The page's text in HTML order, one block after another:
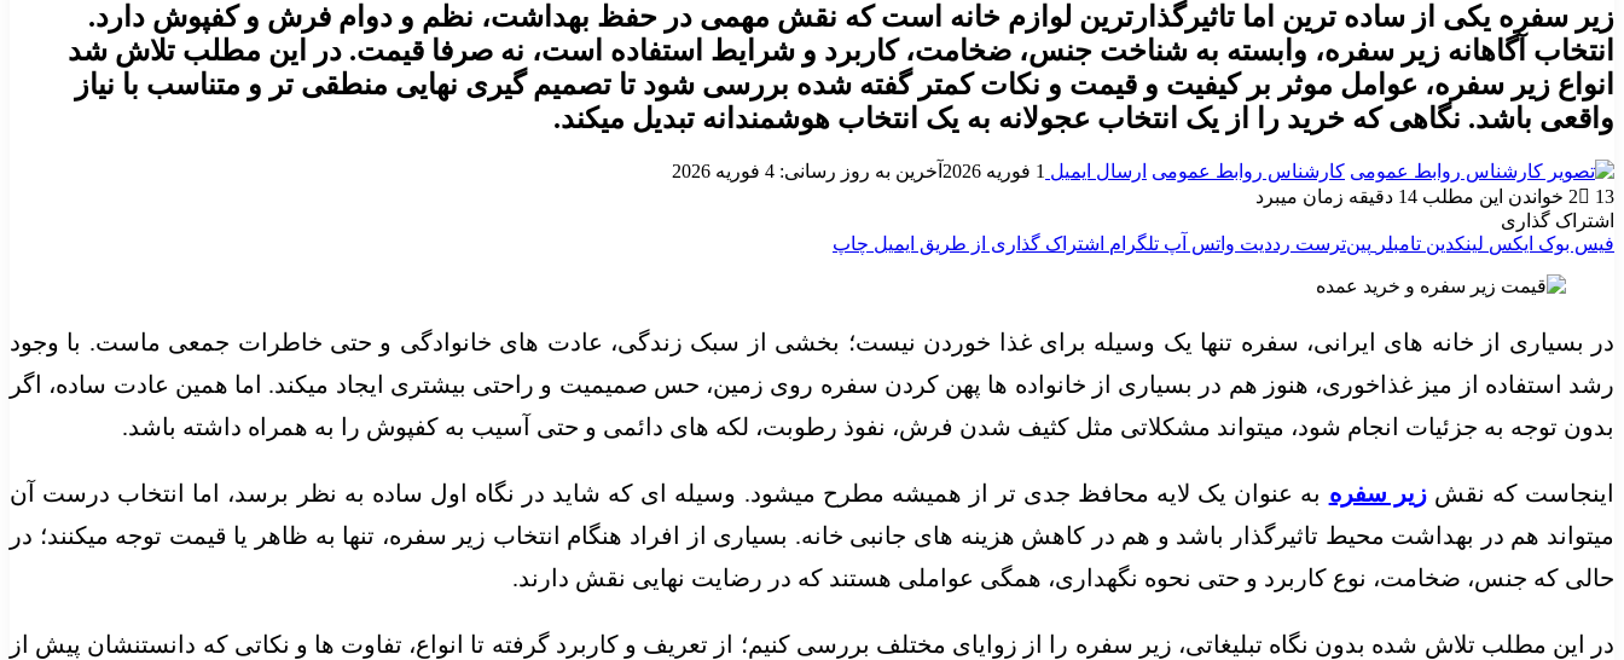
زیر سفره یکی از ساده ترین اما تاثیرگذارترین لوازم خانه است که نقش مهمی در حفظ بهداشت، نظم و دوام فرش و کفپوش دارد.
انتخاب آگاهانه زیر سفره، وابسته به شناخت جنس، ضخامت، کاربرد و شرایط استفاده است، نه صرفا قیمت. در این مطلب تلاش شد
انواع زیر سفره، عوامل موثر بر کیفیت و قیمت و نکات کمتر گفته شده بررسی شود تا تصمیم گیری نهایی منطقی تر و متناسب با نیاز
واقعی باشد. نگاهی که خرید را از یک انتخاب عجولانه به یک انتخاب هوشمندانه تبدیل میکند.
کارشناس روابط عمومی ارسال ایمیل 1 فوریه 2026
آخرین به روز رسانی: 4 فوریه 2026
2
13
خواندن این مطلب 14 دقیقه زمان میبرد
اشتراک گذاری
فیس بوک ایکس لینکدین ‫تامبلر ‫پین‌ترست ‫رددیت واتس آپ تلگرام اشتراک گذاری از طریق ایمیل چاپ
در بسیاری از خانه های ایرانی، سفره تنها یک وسیله برای غذا خوردن نیست؛ بخشی از سبک زندگی، عادت های خانوادگی و حتی خاطرات جمعی ماست. با وجود
رشد استفاده از میز غذاخوری، هنوز هم در بسیاری از خانواده ها پهن کردن سفره روی زمین، حس صمیمیت و راحتی بیشتری ایجاد میکند. اما همین عادت ساده، اگر
بدون توجه به جزئیات انجام شود، میتواند مشکلاتی مثل کثیف شدن فرش، نفوذ رطوبت، لکه های دائمی و حتی آسیب به کفپوش را به همراه داشته باشد.
اینجاست که نقشزیر سفره به عنوان یک لایه محافظ جدی تر از همیشه مطرح میشود. وسیله ای که شاید در نگاه اول ساده به نظر برسد، اما انتخاب درست آن
میتواند هم در بهداشت محیط تاثیرگذار باشد و هم در کاهش هزینه های جانبی خانه. بسیاری از افراد هنگام انتخاب زیر سفره، تنها به ظاهر یا قیمت توجه میکنند؛ در
حالی که جنس، ضخامت، نوع کاربرد و حتی نحوه نگهداری، همگی عواملی هستند که در رضایت نهایی نقش دارند.
در این مطلب تلاش شده بدون نگاه تبلیغاتی، زیر سفره را از زوایای مختلف بررسی کنیم؛ از تعریف و کاربرد گرفته تا انواع، تفاوت ها و نکاتی که دانستنشان پیش از